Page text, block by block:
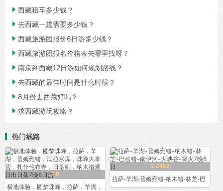
 西藏租车多少钱？
 去西藏一趟需要多少钱？
 西藏旅游团报价6日游多少钱？
 西藏旅游团报名价格表去哪里找呀？
 南京到西藏12日游如何规划路线？
 去西藏的最佳时间是什么时候？
 8月份去西藏好吗？
 求西藏游玩攻略？
热门线路
¥ 0
极地体验，圆梦珠峰，拉萨，羊湖，
¥ 2460
拉萨-羊湖-普姆雍错-纳木错-林芝-巴